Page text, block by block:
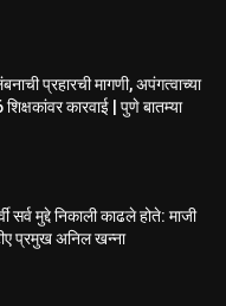
प्रहारची मागणी, अपंगत्वाच्या
कारवाई | पुणे बातम्या
सर्व मुद्दे निकाली काढले होते: माजी
प्रमुख अनिल खन्ना